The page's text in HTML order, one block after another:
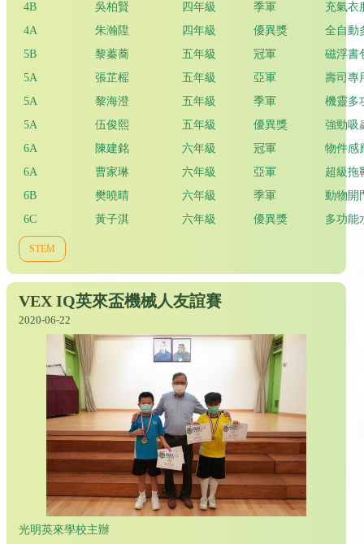
4B
吳柏賢 四年級 季軍
充氣衣
4A
朱瀚陞 四年級 優異獎
全自動
5B
黎蓁蕎 五年級 冠軍
磁浮書
5A
張芷榣 五年級 亞軍
壽司專
5A
黎海澄 五年級 季軍
機靈多
5A
伍俊熙 五年級 優異獎
強勁吸
6A
陳建銘 六年級 冠軍
物件感
6A
曹家琳 六年級 亞軍
超級拖
6B
樊曉晴 六年級 季軍
動物開
6C
黃子淇 六年級 優異獎 多功能
STEM
VEX IQ英來盃機械人友誼賽
2020-06-22
光明英來學校主辦